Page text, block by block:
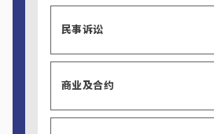
民事诉讼
商业及合约